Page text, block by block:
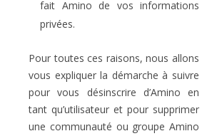
fait Amino de vos informations
privées.
Pour toutes ces raisons, nous allons
vous expliquer la démarche à suivre
pour vous désinscrire d’Amino en
tant qu’utilisateur et pour supprimer
une communauté ou groupe Amino